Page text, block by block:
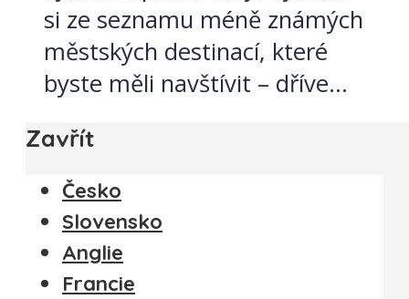
si ze seznamu méně známých
městských destinací, které
byste měli navštívit – dříve...
Zavřít
Česko
Slovensko
Anglie
Francie